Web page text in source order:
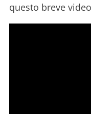
questo breve